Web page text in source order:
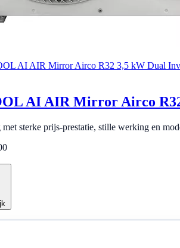
AI AIR Mirror Airco R32 3,5 kW Dual
AI AIR Mirror Airco
sterke prijs-prestatie, stille werking en